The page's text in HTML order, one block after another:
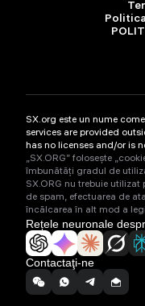
SX.org este un nume
services are provided
has no licenses and/or is
„SX.ORG” folosește
îmbunătăți gradul de
SX.ORG nu trebuie
de spam, efectuarea de
încălcarea în alt mod a
Rețele neuronale
Contactaţi-ne